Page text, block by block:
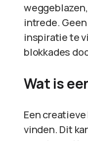
intrede.
inspiratie te
blokkades
Wat is
Een
vinden. Dit